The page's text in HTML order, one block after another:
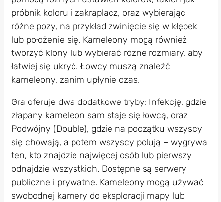
próbnik koloru i zakraplacz, oraz wybierając
różne pozy, na przykład zwinięcie się w kłębek
lub położenie się. Kameleony mogą również
tworzyć klony lub wybierać różne rozmiary, aby
łatwiej się ukryć. Łowcy muszą znaleźć
kameleony, zanim upłynie czas.
Gra oferuje dwa dodatkowe tryby: Infekcję, gdzie
złapany kameleon sam staje się łowcą, oraz
Podwójny (Double), gdzie na początku wszyscy
się chowają, a potem wszyscy polują – wygrywa
ten, kto znajdzie najwięcej osób lub pierwszy
odnajdzie wszystkich. Dostępne są serwery
publiczne i prywatne. Kameleony mogą używać
swobodnej kamery do eksploracji mapy lub